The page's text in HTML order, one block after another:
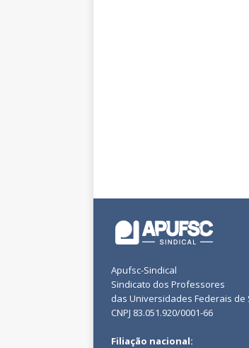
Apufsc-Sindical
Sindicato dos Professores
das Universidades Federais de
CNPJ 83.051.920/0001-66
Filiação nacional: